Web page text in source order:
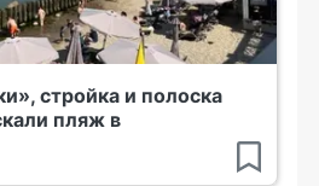
стройка и полоска
пляж в